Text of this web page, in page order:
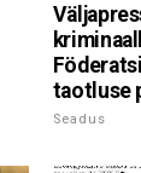
taotluse
Seadus